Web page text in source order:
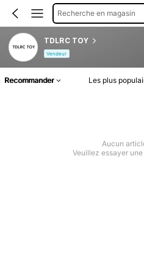
Recherche en magasin
TDLRC TOY
Vendeur
Recommander Les plus
Aucun
Veuillez essayer